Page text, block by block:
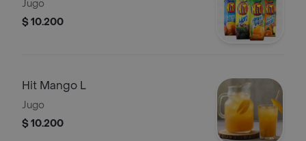
Jugo
$ 10.200
Hit Mango L
Jugo
$ 10.200